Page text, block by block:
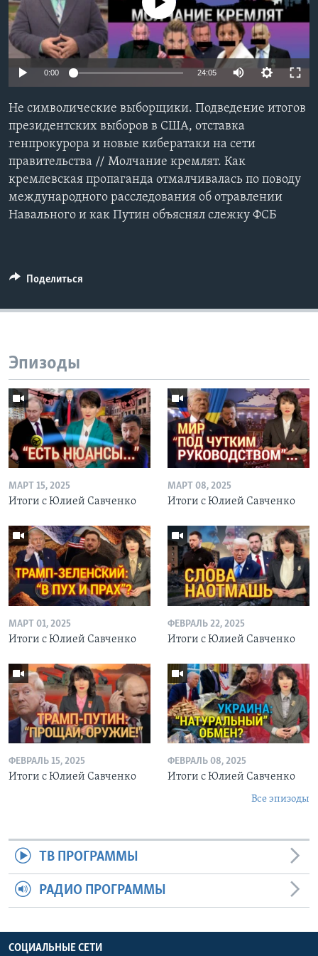
Learning English
СОЦИАЛЬНЫЕ СЕТИ
Языки
No media source currently available
0:00 24:05
Не символические выборщики. Подведение итогов
президентских выборов в США, отставка
генпрокурора и новые кибератаки на сети
правительства // Молчание кремлят. Как
кремлевская пропаганда отмалчивалась по поводу
международного расследования об отравлении
Навального и как Путин объяснял слежку ФСБ
Поделиться
Эпизоды
МАРТ 15, 2025
Итоги с Юлией Савченко
МАРТ 08, 2025
Итоги с Юлией Савченко
МАРТ 01, 2025
Итоги с Юлией Савченко
ФЕВРАЛЬ 22, 2025
Итоги с Юлией Савченко
ФЕВРАЛЬ 15, 2025
Итоги с Юлией Савченко
ФЕВРАЛЬ 08, 2025
Итоги с Юлией Савченко
Все эпизоды
ТВ ПРОГРАММЫ
РАДИО ПРОГРАММЫ
СОЦИАЛЬНЫЕ СЕТИ